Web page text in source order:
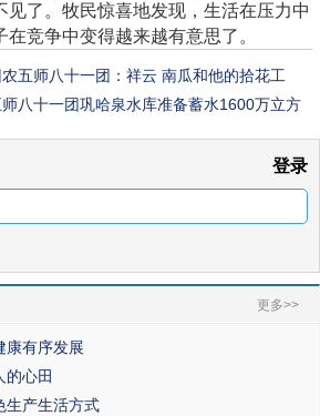
见了。牧民惊喜地发现，生活在压力中
竞争中变得越来越有意思了。
五师八十一团：祥云 南瓜和他的拾花工
八十一团巩哈泉水库准备蓄水1600万立方
登录
更多>>
康有序发展
的心田
生产生活方式